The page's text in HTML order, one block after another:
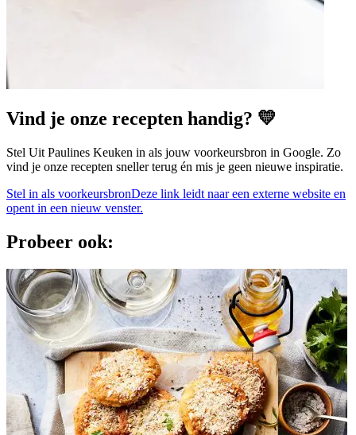
Vind je onze recepten handig? 💛
Stel Uit Paulines Keuken in als jouw voorkeursbron in Google. Zo
vind je onze recepten sneller terug én mis je geen nieuwe inspiratie.
Stel in als voorkeursbronDeze link leidt naar een externe website en
opent in een nieuw venster.
Probeer ook: